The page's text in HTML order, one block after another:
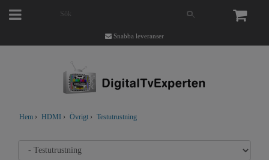
Snabba leveranser
Hem › HDMI › Övrigt › Testutrustning